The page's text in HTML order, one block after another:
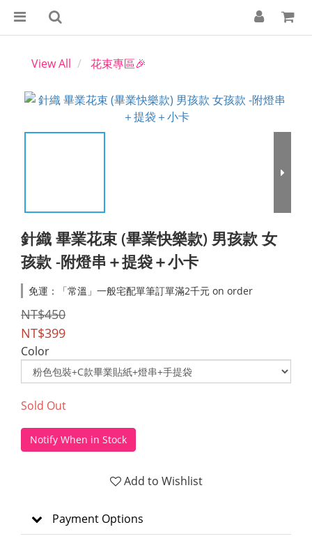
View All 花束專區🎉
針織 畢業花束 (畢業快樂款) 男孩款 女
孩款 -附燈串＋提袋＋小卡
免運：「常溫」一般宅配單筆訂單滿2千元 on order
NT$450
NT$399
Color
Sold Out
Notify When in Stock
Add to Wishlist
Payment Options